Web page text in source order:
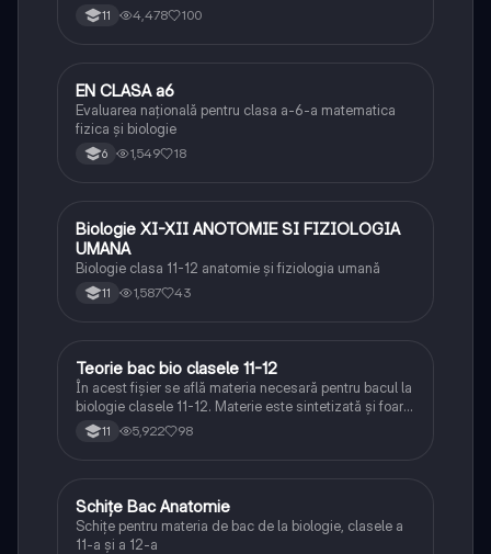
11 4,478 100
Matematică
EN CLASA a6
Evaluarea națională pentru clasa a-6-a matematica
fizica și biologie
6 1,549 18
Biologie
Biologie XI-XII ANOTOMIE SI FIZIOLOGIA
UMANA
Biologie clasa 11-12 anatomie și fiziologia umană
11 1,587 43
Biologie
Teorie bac bio clasele 11-12
În acest fișier se află materia necesară pentru bacul la
biologie clasele 11-12. Materie este sintetizată și foarte
bine explicată.
11 5,922 98
Biologie
Schițe Bac Anatomie
Schițe pentru materia de bac de la biologie, clasele a
11-a și a 12-a